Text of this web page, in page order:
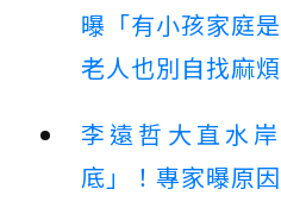
曝「有小孩家庭
老人也別自找麻煩
李遠哲大直水
底」！專家曝原因